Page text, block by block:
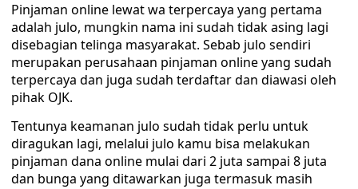
Pinjaman online lewat wa terpercaya yang pertama
adalah julo, mungkin nama ini sudah tidak asing lagi
disebagian telinga masyarakat. Sebab julo sendiri
merupakan perusahaan pinjaman online yang sudah
terpercaya dan juga sudah terdaftar dan diawasi oleh
pihak OJK.
Tentunya keamanan julo sudah tidak perlu untuk
diragukan lagi, melalui julo kamu bisa melakukan
pinjaman dana online mulai dari 2 juta sampai 8 juta
dan bunga yang ditawarkan juga termasuk masih